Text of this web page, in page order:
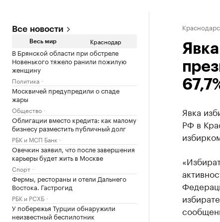
Все новости
Весь мир Краснодар
В Брянской области при обстреле
Новенького тяжело ранили пожилую
женщину
Политика
Москвичей предупредили о спаде
жары
Общество
Облигации вместо кредита: как малому
бизнесу разместить публичный долг
РБК и МСП Банк
Овечкин заявил, что после завершения
карьеры будет жить в Москве
Спорт
Фермы, рестораны и отели Дальнего
Востока. Гастрогид
РБК и РСХБ
У побережья Турции обнаружили
неизвестный беспилотник
Явка
РФ в